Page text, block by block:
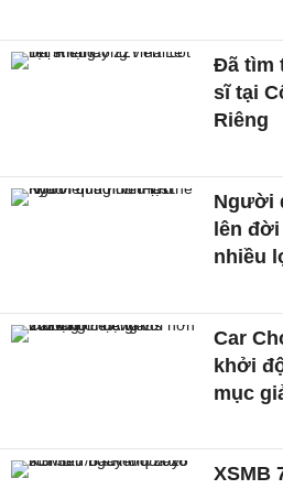
Đã tìm
sĩ tại
Riêng
Người
lên đời
nhiều
Car
khởi
mục
XSMB